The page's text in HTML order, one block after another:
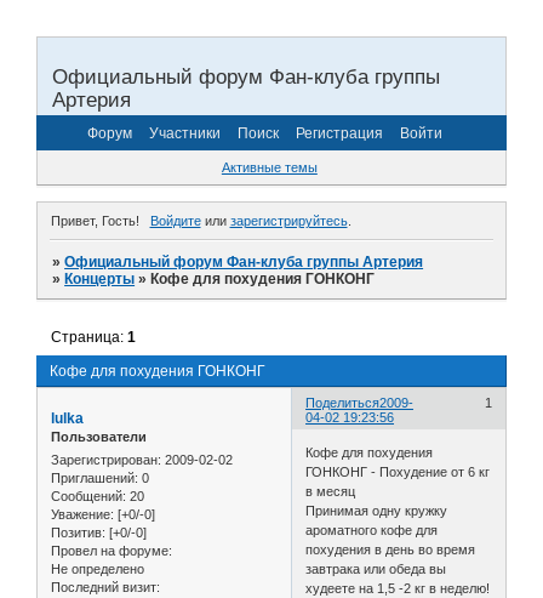
Официальный форум Фан-клуба группы
Артерия
Форум Участники Поиск Регистрация Войти
Активные темы
Привет, Гость! Войдитеили зарегистрируйтесь.
»Официальный форум Фан-клуба группы Артерия
»Концерты »Кофе для похудения ГОНКОНГ
Кофе для похудения ГОНКОНГ
Страница:1
Поделиться 1
2009-
04-02 19:23:56
lulka
Пользователи
Зарегистрирован: 2009-02-02
Приглашений: 0
Сообщений: 20
Уважение: [+0/-0]
Позитив: [+0/-0]
Провел на форуме:
Не определено
Последний визит:
Кофе для похудения
ГОНКОНГ - Похудение от 6 кг
в месяц
Принимая одну кружку
ароматного кофе для
похудения в день во время
завтрака или обеда вы
худеете на 1,5 -2 кг в неделю!